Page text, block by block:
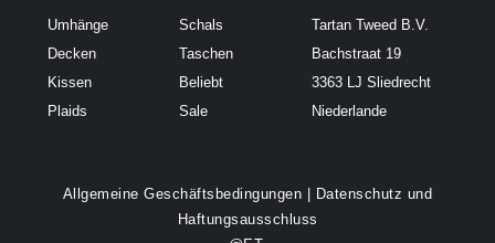
Umhänge
Decken
Kissen
Plaids
Schals
Taschen
Beliebt
Sale
Tartan Tweed B.V.
Bachstraat 19
3363 LJ Sliedrecht
Niederlande
Allgemeine Geschäftsbedingungen
Datenschutz und
Haftungsausschluss